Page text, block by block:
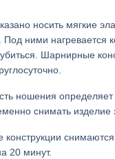
носить мягкие
Под ними нагревается
Шарнирные
ношения определяет
снимать изделие
снимаются
20 минут.